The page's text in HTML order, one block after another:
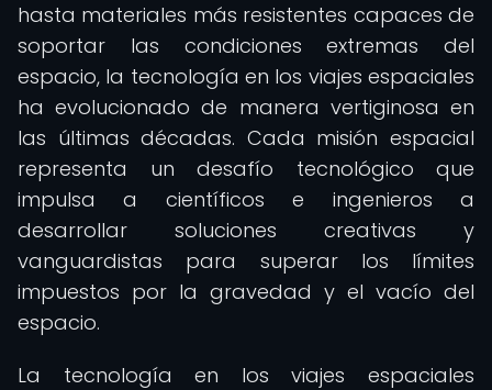
hasta materiales más resistentes capaces de
soportar las condiciones extremas del
espacio, la tecnología en los viajes espaciales
ha evolucionado de manera vertiginosa en
las últimas décadas. Cada misión espacial
representa un desafío tecnológico que
impulsa a científicos e ingenieros a
desarrollar soluciones creativas y
vanguardistas para superar los límites
impuestos por la gravedad y el vacío del
espacio.
La tecnología en los viajes espaciales